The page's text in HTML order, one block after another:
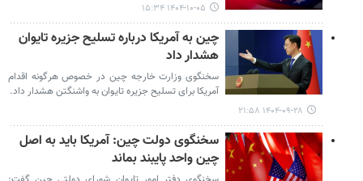
۱۴۰۴-۱۰-۰۵ ۱۵:۳۴
چین به آمریکا درباره تسلیح جزیره تایوان
هشدار داد
سخنگوی وزارت خارجه چین در خصوص هرگونه اقدام
آمریکا برای تسلیح جزیره تایوان به واشنگتن هشدار داد.
۱۴۰۴-۰۹-۲۸ ۲۱:۵۸
سخنگوی دولت چین: آمریکا باید به اصل
چین واحد پایبند بماند